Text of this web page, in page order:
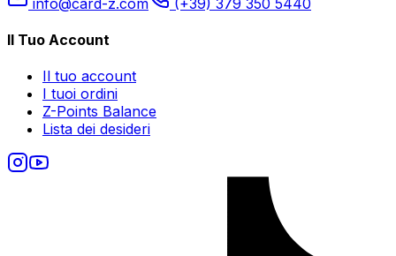
Il Tuo Account
Il tuo account
I tuoi ordini
Z-Points Balance
Lista dei desideri